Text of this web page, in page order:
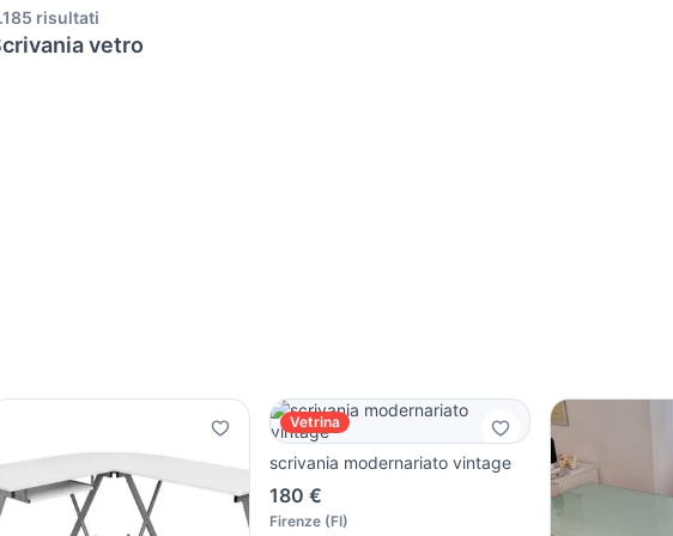
risultati
vetro
Vetrina
scrivania modernariato vintage
180 €
Firenze(FI)